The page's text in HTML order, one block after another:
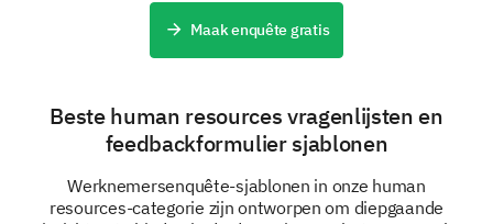
wellbeing?
Let's discuss aspects related to your work
environment, wellbeing, and work-life balance.
Are there any aspects of your work
Maak enquête gratis
Beste human resources vragenlijsten en
feedbackformulier sjablonen
Werknemersenquête-sjablonen in onze human
resources-categorie zijn ontworpen om diepgaande